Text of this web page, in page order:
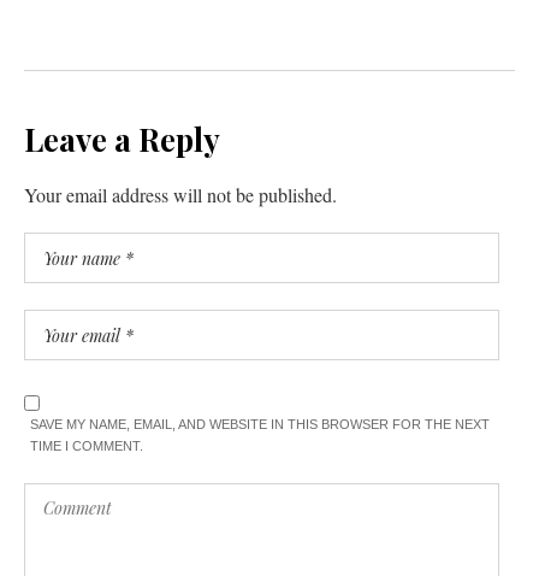
Leave a Reply
Your email address will not be published.
SAVE MY NAME, EMAIL, AND WEBSITE IN THIS BROWSER FOR THE NEXT
TIME I COMMENT.